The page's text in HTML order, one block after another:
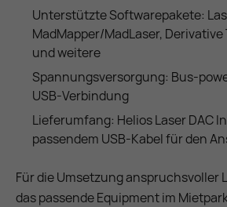
Unterstützte Softwarepakete:
MadMapper/MadLaser,
und weitere
Spannungsversorgung: Bus-
USB-Verbindung
Lieferumfang: Helios Laser DAC
passendem USB-Kabel für den
Für die Umsetzung anspruchsvoller
das passende Equipment im